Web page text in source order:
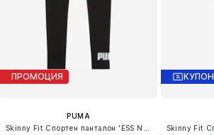
ПРОМОЦИЯ
PUMA
КУПОН